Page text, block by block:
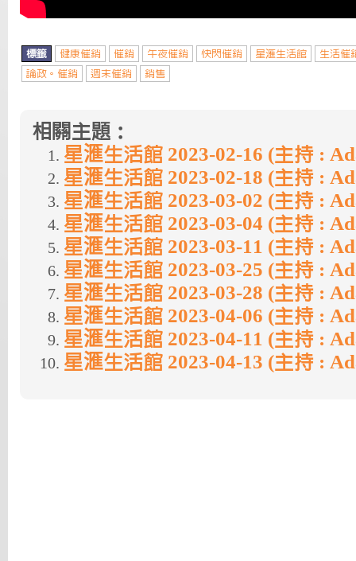
標籤 健康催銷 催銷 午夜催銷 快閃催銷 星滙生活館
生活催
論政。催銷
週末催銷 銷售
相關主題：
星滙生活館 2023-02-16 (主持 :
星滙生活館 2023-02-18 (主持 :
星滙生活館 2023-03-02 (主持 :
星滙生活館 2023-03-04 (主持 :
星滙生活館 2023-03-11 (主持 :
星滙生活館 2023-03-25 (主持 :
星滙生活館 2023-03-28 (主持 :
星滙生活館 2023-04-06 (主持 :
星滙生活館 2023-04-11 (主持 :
星滙生活館 2023-04-13 (主持 :